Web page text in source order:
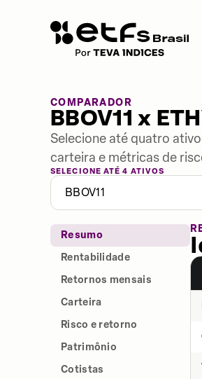
COMPARADOR
BBOV11 x
Selecione até quatro
carteira e métricas de
SELECIONE ATÉ 4 ATIVOS
BBOV11
Resumo
Rentabilidade
Retornos mensais
Carteira
Risco e retorno
Patrimônio
Cotistas